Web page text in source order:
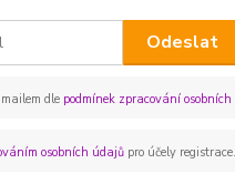
Odeslat
dle podmínek zpracování
osobních údajůpro účely registrace.